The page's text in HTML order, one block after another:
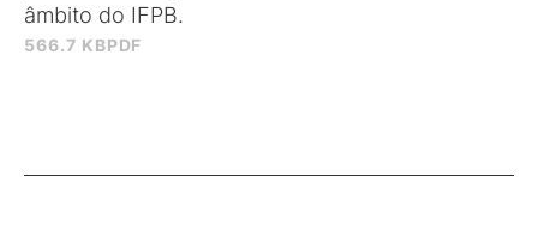
566.7 KBPDF
âmbito do IFPB.